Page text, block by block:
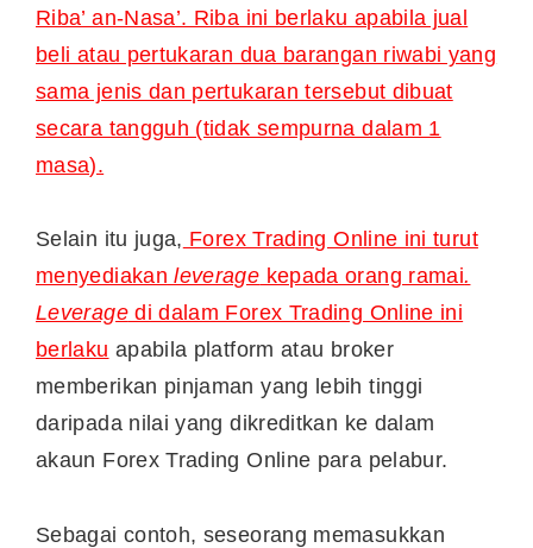
Riba’ an-Nasa’. Riba ini berlaku apabila jual
beli atau pertukaran dua barangan riwabi yang
sama jenis dan pertukaran tersebut dibuat
secara tangguh (tidak sempurna dalam 1
masa).
Selain itu juga, Forex Trading Online ini turut
menyediakan leverage kepada orang ramai.
Leveragedi dalam Forex Trading Online ini
berlaku apabila platform atau broker
memberikan pinjaman yang lebih tinggi
daripada nilai yang dikreditkan ke dalam
akaun Forex Trading Online para pelabur.
Sebagai contoh, seseorang memasukkan